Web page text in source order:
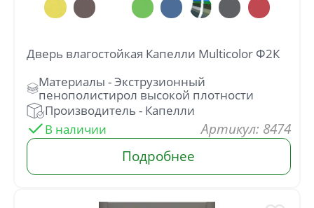
Дверь влагостойкая Капелли Multicolor Ф2К
: 8474